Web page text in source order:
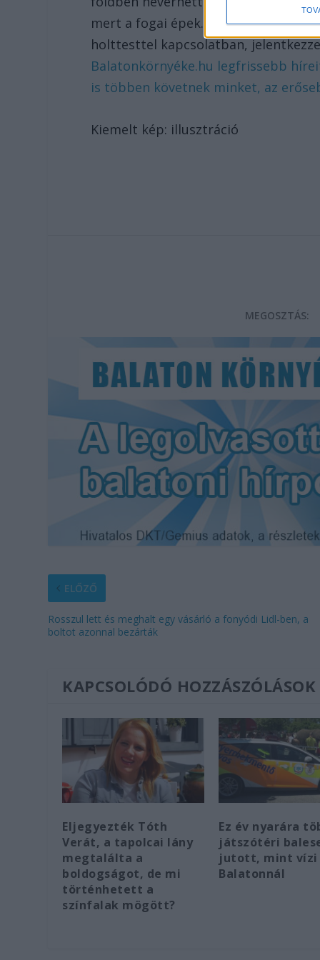
mert a fogai épek. A körözésben
holttesttel kapcsolatban,
Balatonkörnyéke.hu legfrissebb
is többen követnek minket, az
Kiemelt kép: illusztráció
MEGOSZTÁS:
ELŐZŐ
Rosszul lett és meghalt egy vásárló a fonyódi Lidl-ben, a
boltot azonnal bezárták
KAPCSOLÓDÓ HOZZÁSZÓLÁSOK
Eljegyezték Tóth
Verát, a tapolcai lány
megtalálta a
boldogságot, de mi
történhetett a
színfalak mögött?
Ez év nyarára
játszótéri
jutott, mint vízi
Balatonnál